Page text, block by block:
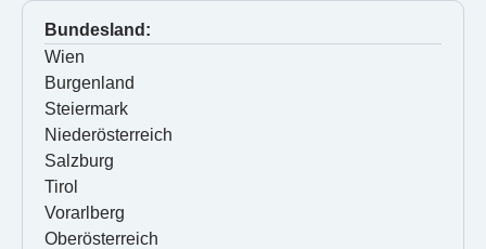
Bundesland:
Wien
Burgenland
Steiermark
Niederösterreich
Salzburg
Tirol
Vorarlberg
Oberösterreich